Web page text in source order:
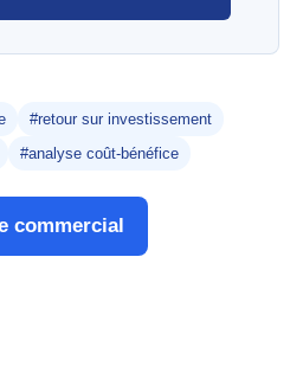
#retour sur investissement
#analyse coût-bénéfice
commercial